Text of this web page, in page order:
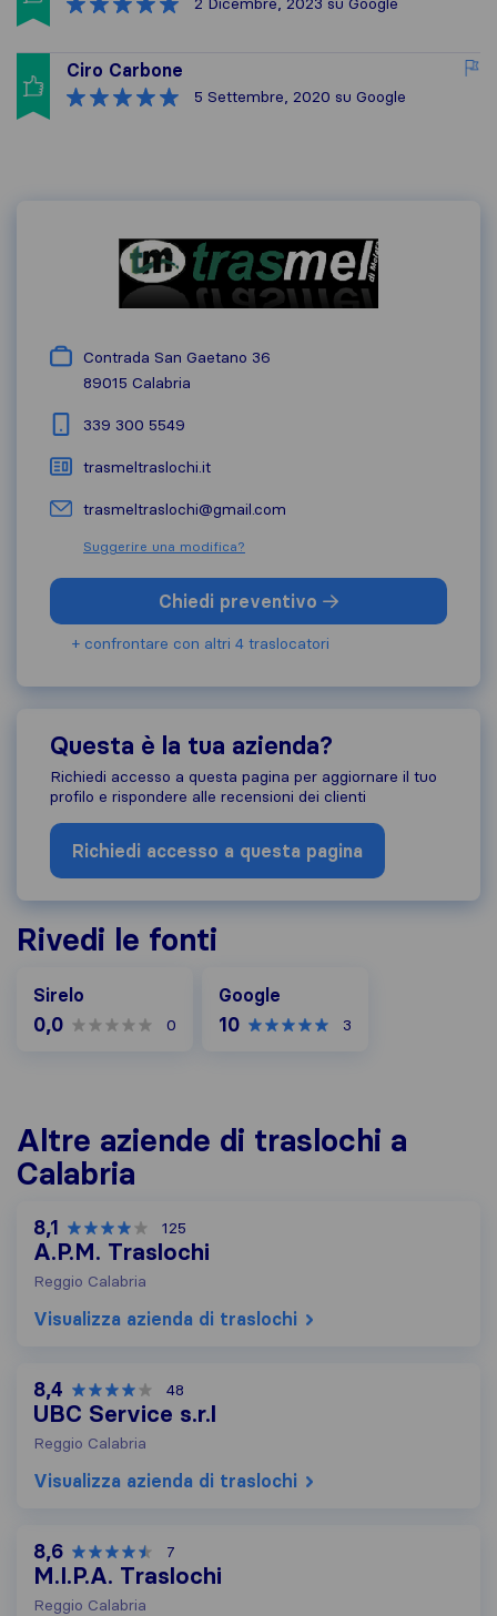
Ciro Carbone
5 Settembre, 2020 su Google
Contrada San Gaetano 36
89015 Calabria
339 300 5549
trasmeltraslochi.it
trasmeltraslochi@gmail.com
Suggerire una modifica?
Chiedi preventivo
+ confrontare con altri 4 traslocatori
Questa è la tua azienda?
Richiedi accesso a questa pagina per aggiornare il tuo
profilo e rispondere alle recensioni dei clienti
Richiedi accesso a questa pagina
Rivedi le fonti
Sirelo
0,0 0
Google
10 3
Altre aziende di traslochi a
Calabria
8,1 125
A.P.M. Traslochi
Reggio Calabria
Visualizza azienda di traslochi
8,4 48
UBC Service s.r.l
Reggio Calabria
Visualizza azienda di traslochi
8,6 7
M.I.P.A. Traslochi
Reggio Calabria